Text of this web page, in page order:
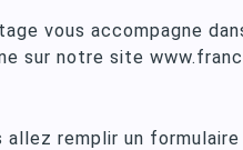
vous accompagne
sur notre site
remplir un